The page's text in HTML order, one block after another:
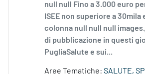
null null Fino a 3.000 euro
ISEE non superiore a 30mila
colonna null null null
di pubblicazione in questi
PugliaSalute e sui...
Aree Tematiche: SALUTE,